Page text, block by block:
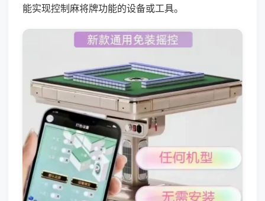
能实现控制麻将牌功能的设备或工具。